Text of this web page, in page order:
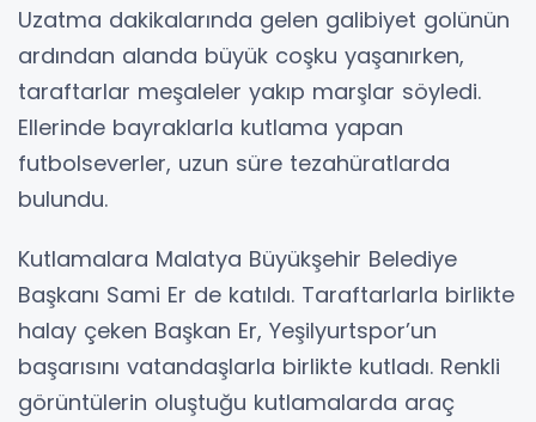
Uzatma dakikalarında gelen galibiyet golünün
ardından alanda büyük coşku yaşanırken,
taraftarlar meşaleler yakıp marşlar söyledi.
Ellerinde bayraklarla kutlama yapan
futbolseverler, uzun süre tezahüratlarda
bulundu.
Kutlamalara Malatya Büyükşehir Belediye
Başkanı Sami Er de katıldı. Taraftarlarla birlikte
halay çeken Başkan Er, Yeşilyurtspor’un
başarısını vatandaşlarla birlikte kutladı. Renkli
görüntülerin oluştuğu kutlamalarda araç